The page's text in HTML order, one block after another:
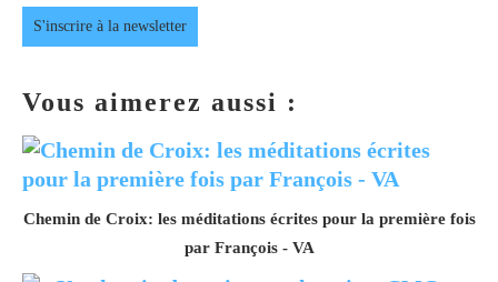
S'inscrire à la newsletter
Vous aimerez aussi :
Chemin de Croix: les méditations écrites pour la première fois
par François - VA